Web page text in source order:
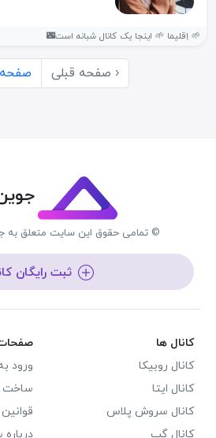
🌱 اِقلیما 🌱 اینجا یک کانال شبانه است🌃
‹ صفحه قبلی
© تمامی حقوق این سایت متعلق به
ثبت رایگان
کانال ها
کانال روبیکا
کانال ایتا
کانال سروش پلاس
کانال گپ
ورود
ساخت